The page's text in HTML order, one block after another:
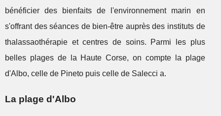
bénéficier des bienfaits de l'environnement marin en
s'offrant des séances de bien-être auprès des instituts de
thalassaothérapie et centres de soins. Parmi les plus
belles plages de la Haute Corse, on compte la plage
d'Albo, celle de Pineto puis celle de Salecci a.
La plage d'Albo